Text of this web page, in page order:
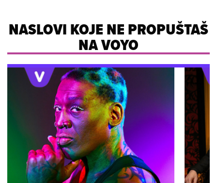
NASLOVI KOJE NE PROPUŠTAŠ
NA VOYO